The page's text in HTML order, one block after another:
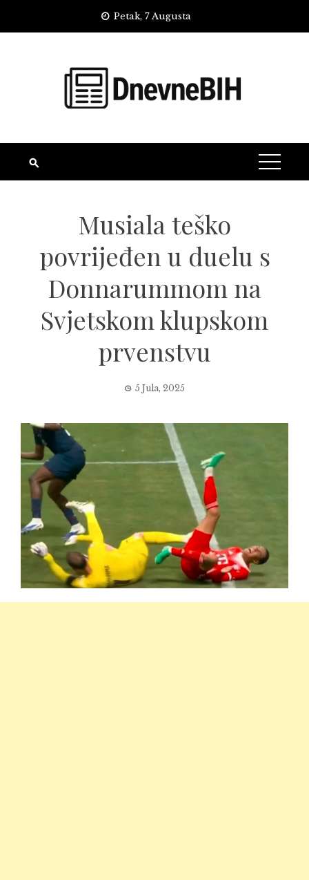
Petak, 7 Augusta
Musiala teško
povrijeđen u duelu s
Donnarummom na
Svjetskom klupskom
prvenstvu
5 Jula, 2025